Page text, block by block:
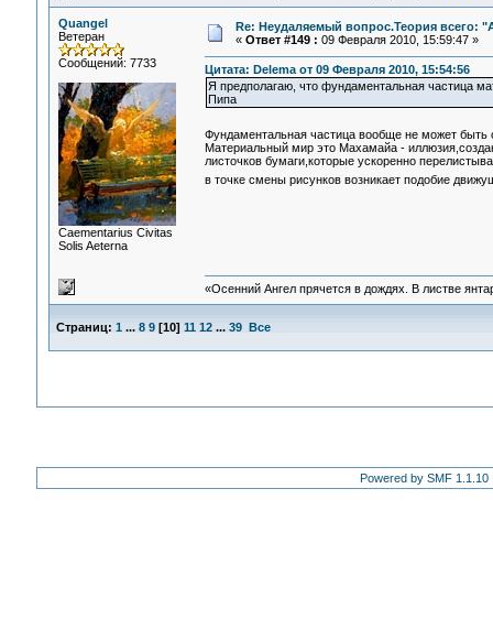
Quangel
Ветеран
Сообщений: 7733
Сaementarius Civitas
Solis Aeterna
Re: Неудаляемый вопрос.Теория всего:
« Ответ #149 : 09 Февраля 2010, 15:59:47 »
Цитата: Delema от 09 Февраля 2010, 15:54:56
Я предполагаю, что фундаментальная частица
Пипа
Фундаментальная частица вообще не может быть
Материальный мир это Махамайа -
листочков бумаги,которые ускоренно
в точке смены рисунков возникает подобие
«Осенний Ангел прячется в дождях. В листве
Страниц: 1 ... 8 9[10] 11 12 ... 39 Все
Powered by SMF 1.1.10